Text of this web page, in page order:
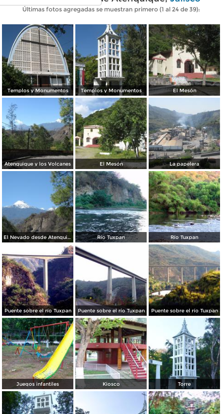
Últimas fotos agregadas se muestran primero (1 al 24 de 39):
Templos y Monumentos Templos y Monumentos El Mesón
Atenquique y los Volcanes El Mesón La papelera
El Nevado desde Atenquique Río Tuxpan Río Tuxpan
Puente sobre el río Tuxpan Puente sobre el río Tuxpan Puente sobre el río Tuxpan
Juegos infantiles Kiosco Torre